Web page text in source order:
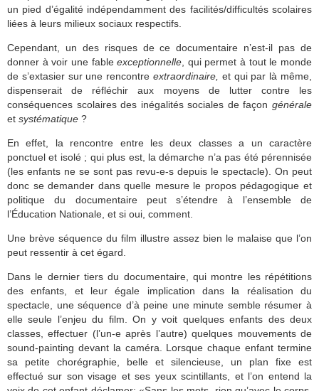
un pied d’égalité indépendamment des facilités/difficultés scolaires
liées à leurs milieux sociaux respectifs.
Cependant, un des risques de ce documentaire n’est-il pas de
donner à voir une fableexceptionnelle , qui permet à tout le monde
de s’extasier sur une rencontre extraordinaire, et qui par là même,
dispenserait de réfléchir aux moyens de lutter contre les
conséquences scolaires des inégalités sociales de façon générale
et systématique ?
En effet, la rencontre entre les deux classes a un caractère
ponctuel et isolé ; qui plus est, la démarche n’a pas été pérennisée
(les enfants ne se sont pas revu-e-s depuis le spectacle). On peut
donc se demander dans quelle mesure le propos pédagogique et
politique du documentaire peut s’étendre à l’ensemble de
l’Éducation Nationale, et si oui, comment.
Une brève séquence du film illustre assez bien le malaise que l’on
peut ressentir à cet égard.
Dans le dernier tiers du documentaire, qui montre les répétitions
des enfants, et leur égale implication dans la réalisation du
spectacle, une séquence d’à peine une minute semble résumer à
elle seule l’enjeu du film. On y voit quelques enfants des deux
classes, effectuer (l’un-e après l’autre) quelques mouvements de
sound-painting devant la caméra. Lorsque chaque enfant termine
sa petite chorégraphie, belle et silencieuse, un plan fixe est
effectué sur son visage et ses yeux scintillants, et l’on entend la